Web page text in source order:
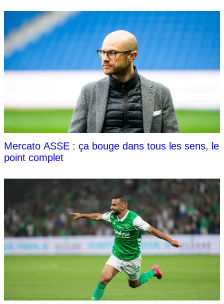
Mercato ASSE : ça bouge dans tous les sens, le
point complet